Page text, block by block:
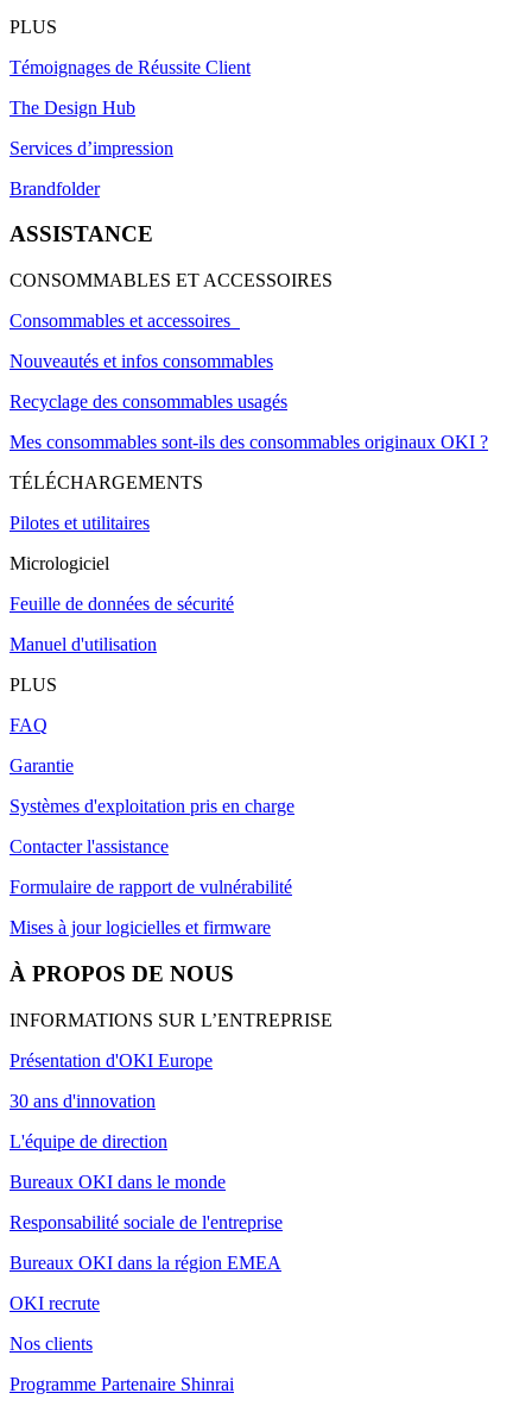
PLUS
Témoignages de Réussite Client
The Design Hub
Services d’impression
Brandfolder
ASSISTANCE
CONSOMMABLES ET ACCESSOIRES
Consommables et accessoires
Nouveautés et infos consommables
Recyclage des consommables usagés
Mes consommables sont-ils des consommables originaux OKI ?
TÉLÉCHARGEMENTS
Pilotes et utilitaires
Micrologiciel
Feuille de données de sécurité
Manuel d'utilisation
PLUS
FAQ
Garantie
Systèmes d'exploitation pris en charge
Contacter l'assistance
Formulaire de rapport de vulnérabilité
Mises à jour logicielles et firmware
À PROPOS DE NOUS
INFORMATIONS SUR L’ENTREPRISE
Présentation d'OKI Europe
30 ans d'innovation
L'équipe de direction
Bureaux OKI dans le monde
Responsabilité sociale de l'entreprise
Bureaux OKI dans la région EMEA
OKI recrute
Nos clients
Programme Partenaire Shinrai